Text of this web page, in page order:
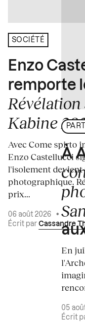
SOCIÉTÉ
Enzo
remporte
Kabine
Avec Come spirto
Enzo Castellucci
l'isolement devient
photographique.
prix...
06 août 2026
•
Écrit par Cassandre
À
En
05
Écrit